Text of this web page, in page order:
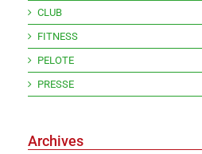
CLUB
FITNESS
PELOTE
PRESSE
Archives